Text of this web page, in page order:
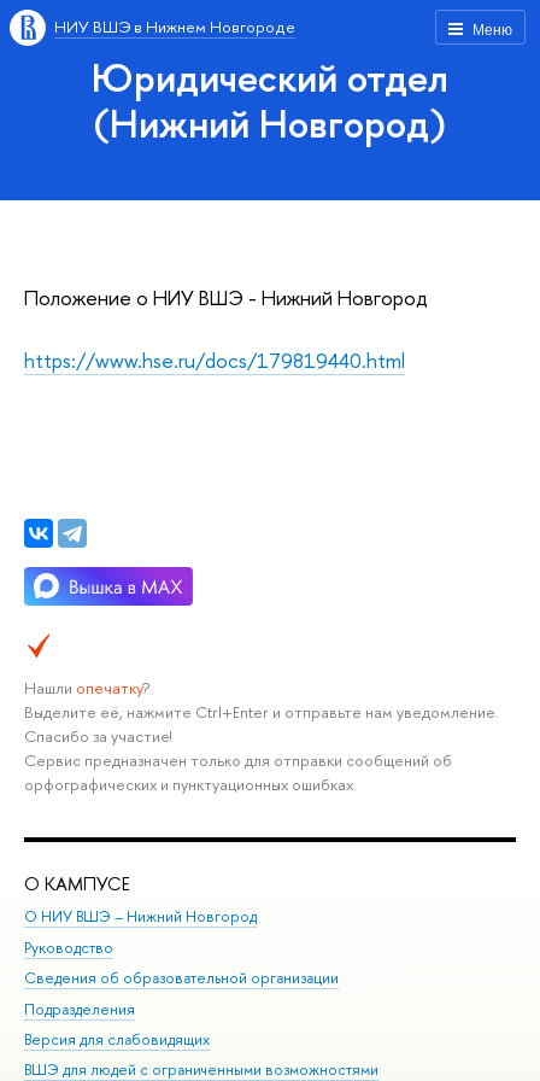
Меню
НИУ ВШЭ в Нижнем Новгороде
Юридический отдел
(Нижний Новгород)
Положение о НИУ ВШЭ - Нижний Новгород
https://www.hse.ru/docs/179819440.html
Нашли опечатку?
Выделите её, нажмите Ctrl+Enter и отправьте нам уведомление.
Спасибо за участие!
Сервис предназначен только для отправки сообщений об
орфографических и пунктуационных ошибках.
О КАМПУСЕ
О НИУ ВШЭ – Нижний Новгород
Руководство
Сведения об образовательной организации
Подразделения
Версия для слабовидящих
ВШЭ для людей с ограниченными возможностями